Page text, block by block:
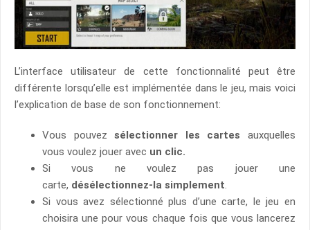
L’interface utilisateur de cette fonctionnalité peut être
différente lorsqu’elle est implémentée dans le jeu, mais voici
l’explication de base de son fonctionnement:
Vous pouvezsélectionner les cartes auxquelles
vous voulez jouer avec un clic.
Si vous ne voulez pas jouer une
carte, désélectionnez-la simplement.
Si vous avez sélectionné plus d’une carte, le jeu en
choisira une pour vous chaque fois que vous lancerez